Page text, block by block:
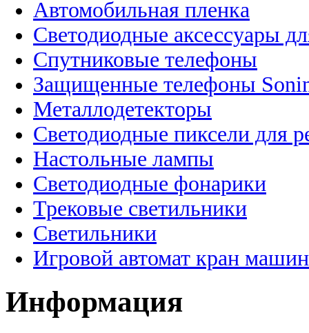
Автомобильная пленка
Светодиодные аксессуары
Спутниковые телефоны
Защищенные телефоны
Металлодетекторы
Светодиодные пиксели для
Настольные лампы
Светодиодные фонарики
Трековые светильники
Светильники
Игровой автомат кран
Информация